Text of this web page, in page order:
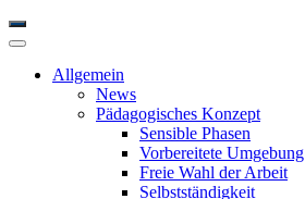
Allgemein
News
Pädagogisches Konzept
Sensible Phasen
Vorbereitete Umgebung
Freie Wahl der Arbeit
Selbstständigkeit